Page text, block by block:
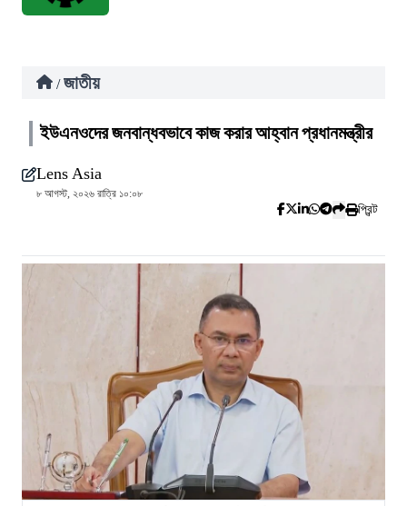
/ জাতীয়
ইউএনওদের জনবান্ধবভাবে কাজ করার আহ্বান প্রধানমন্ত্রীর
Lens Asia
৮ আগস্ট, ২০২৬ রাত্রি ১০:০৮
প্রিন্ট